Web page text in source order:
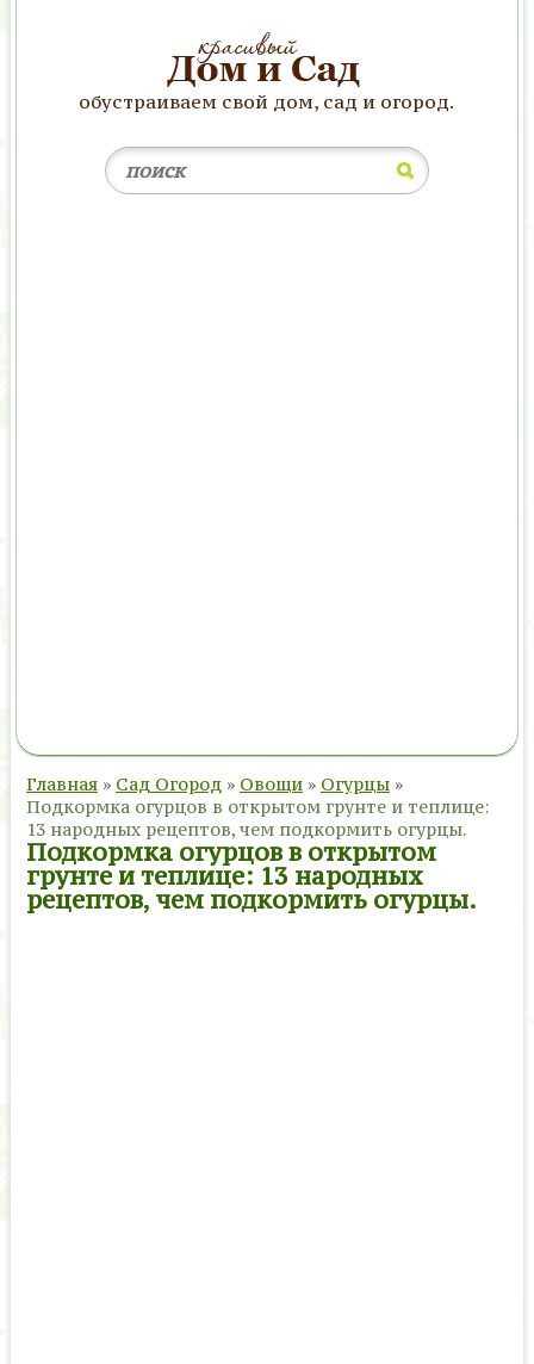
обустраиваем свой дом, сад и огород.
Главная » Сад Огород » Овощи » Огурцы »
Подкормка огурцов в открытом грунте и теплице:
13 народных рецептов, чем подкормить огурцы.
Подкормка огурцов в открытом
грунте и теплице: 13 народных
рецептов, чем подкормить огурцы.